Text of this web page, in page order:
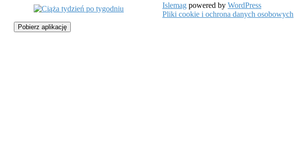
Pobierz aplikację
Islemag powered by WordPress
Pliki cookie i ochrona danych osobowych